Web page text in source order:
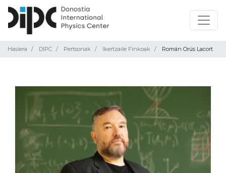
Hasiera DIPC Pertsonak Ikertzaile Finkoak Román Orús Lacort